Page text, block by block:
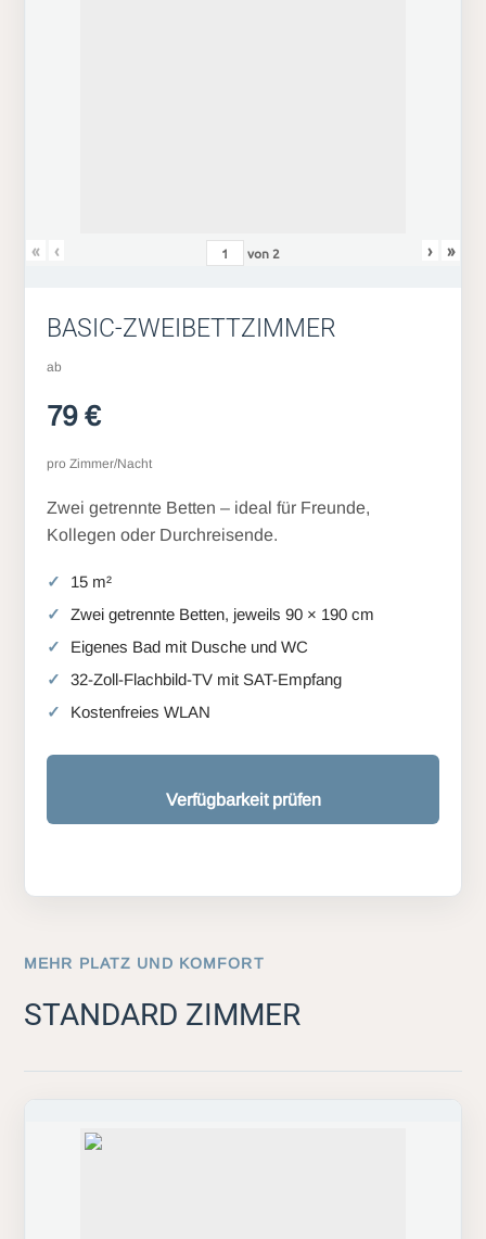
« ‹ von 2 › »
BASIC-ZWEIBETTZIMMER
ab
79 €
pro Zimmer/Nacht
Zwei getrennte Betten – ideal für Freunde,
Kollegen oder Durchreisende.
15 m²
Zwei getrennte Betten, jeweils 90 × 190 cm
Eigenes Bad mit Dusche und WC
32-Zoll-Flachbild-TV mit SAT-Empfang
Kostenfreies WLAN
Verfügbarkeit prüfen
MEHR PLATZ UND KOMFORT
STANDARD ZIMMER